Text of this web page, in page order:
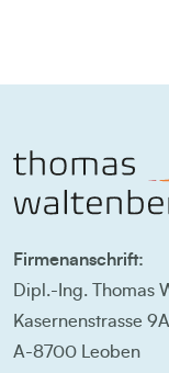
Firmenanschrift:
Dipl.-Ing. Thomas
Kasernenstrasse 9A
A-8700 Leoben